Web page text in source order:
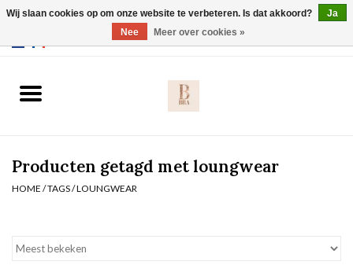
Slip
Nachtmode
Producten getagd met loungwear
HOME /TAGS/LOUNGWEAR
Wij slaan cookies op om onze website te verbeteren. Is dat akkoord?
Ja
Nee
Meer over cookies »
Webshop werkt met EU maten. .